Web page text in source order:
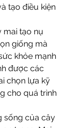
tạo điều kiện
mai tạo nụ
giống mà
khỏe mạnh
được các
chọn lựa kỹ
cho quá trình
sống của cây